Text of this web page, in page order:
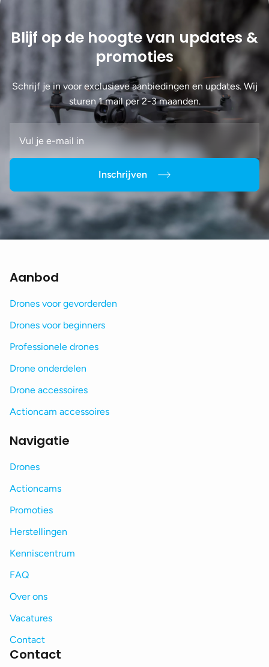
Blijf op de hoogte van updates &
promoties
Schrijf je in voor exclusieve aanbiedingen en updates. Wij
sturen 1 mail per 2-3 maanden.
Inschrijven
Aanbod
Drones voor gevorderden
Drones voor beginners
Professionele drones
Drone onderdelen
Drone accessoires
Actioncam accessoires
Navigatie
Drones
Actioncams
Promoties
Herstellingen
Kenniscentrum
FAQ
Over ons
Vacatures
Contact
Contact